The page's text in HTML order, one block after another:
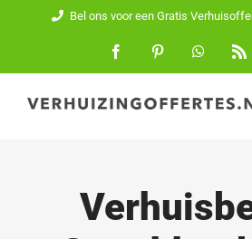
inhoud
Bel ons voor een Gratis
FacebookPinterest